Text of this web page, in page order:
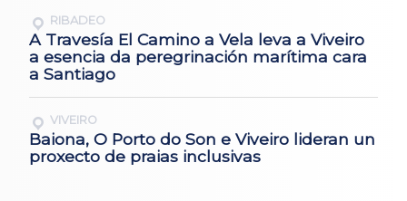
RIBADEO
A Travesía El Camino a Vela leva a Viveiro
a esencia da peregrinación marítima cara
a Santiago
VIVEIRO
Baiona, O Porto do Son e Viveiro lideran un
proxecto de praias inclusivas